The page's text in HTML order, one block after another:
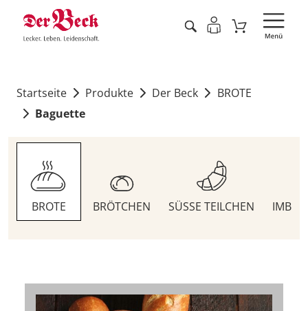
Startseite Produkte Der Beck
BROTE
Baguette
BROTE BRÖTCHEN SÜSSE TEILCHEN